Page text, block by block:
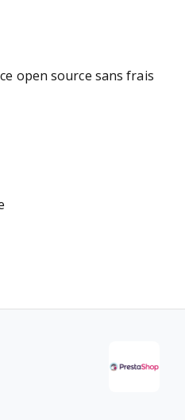
open source sans frais